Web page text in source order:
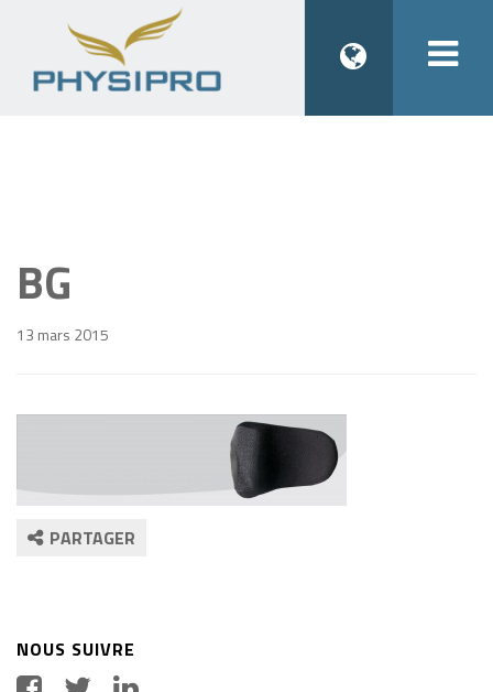
BG
13 mars 2015
PARTAGER
NOUS SUIVRE